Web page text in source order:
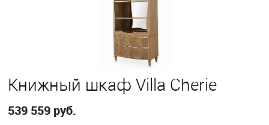
Книжный шкаф Villa Cherie
539 559 руб.